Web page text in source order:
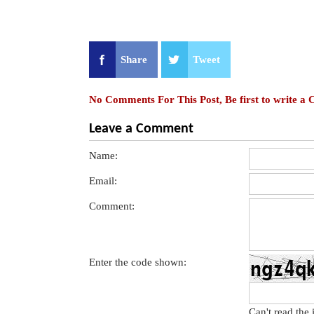
Share Tweet
No Comments For This Post, Be first to write a
Leave a Comment
Name:
Email:
Comment:
Enter the code shown: